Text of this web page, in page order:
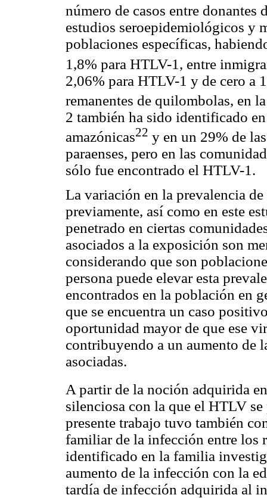
número de casos entre donantes
estudios seroepidemiológicos y
poblaciones específicas,
1,8% para HTLV-1, entre
2,06% para HTLV-1 y de cero a
remanentes de quilombolas, en
2 también ha sido identificado
amazónicas22 y en un 29% de
paraenses, pero en las
sólo fue encontrado el HTLV-1.
La variación en la prevalencia
previamente, así como en este
penetrado en ciertas
asociados a la exposición son
considerando que son
persona puede elevar esta
encontrados en la población en
que se encuentra un caso
oportunidad mayor de que ese
contribuyendo a un aumento de
asociadas.
A partir de la noción adquirida
silenciosa con la que el HTLV
presente trabajo tuvo también
familiar de la infección entre los
identificado en la familia
aumento de la infección con la
tardía de infección adquirida al